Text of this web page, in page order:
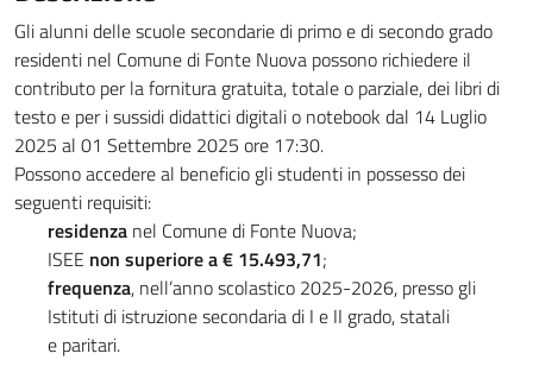
Gli alunni delle scuole secondarie di primo e di secondo grado
residenti nel Comune di Fonte Nuova possono richiedere il
contributo per la fornitura gratuita, totale o parziale, dei libri di
testo e per i sussidi didattici digitali o notebook dal 14 Luglio
2025 al 01 Settembre 2025 ore 17:30.
Possono accedere al beneficio gli studenti in possesso dei
seguenti requisiti:
residenza nel Comune di Fonte Nuova;
ISEE non superiore a € 15.493,71;
frequenza, nell’anno scolastico 2025-2026, presso gli
Istituti di istruzione secondaria di I e II grado, statali
e paritari.